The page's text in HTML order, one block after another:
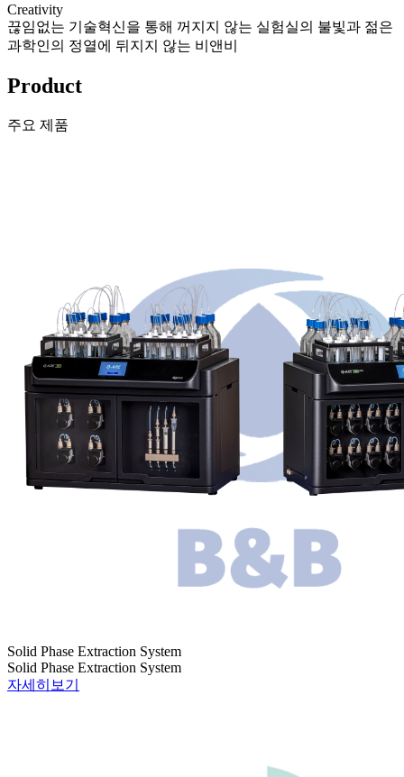
Creativity
끊임없는 기술혁신을 통해 꺼지지 않는 실험실의 불빛과 젊은
과학인의 정열에 뒤지지 않는 비앤비
Product
주요 제품
Solid Phase Extraction System
Solid Phase Extraction System
자세히보기